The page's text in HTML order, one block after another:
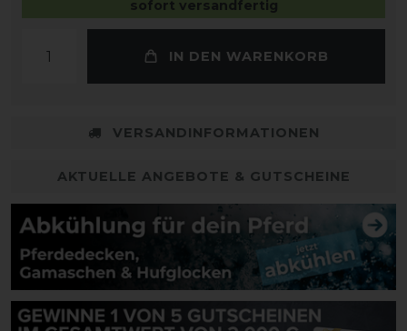
sofort versandfertig
IN DEN WARENKORB
VERSANDINFORMATIONEN
AKTUELLE ANGEBOTE & GUTSCHEINE